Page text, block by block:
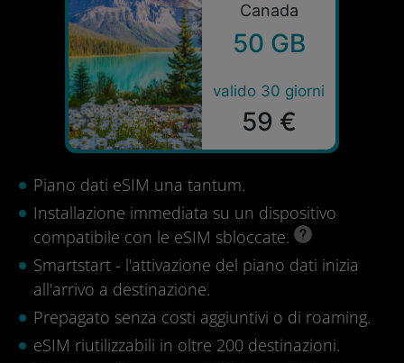
Canada
50 GB
valido 30 giorni
59 €
Piano dati eSIM una tantum.
Installazione immediata su un dispositivo
compatibile con le eSIM sbloccate.
Smartstart - l'attivazione del piano dati inizia
all'arrivo a destinazione.
Prepagato senza costi aggiuntivi o di roaming.
eSIM riutilizzabili in oltre 200 destinazioni.